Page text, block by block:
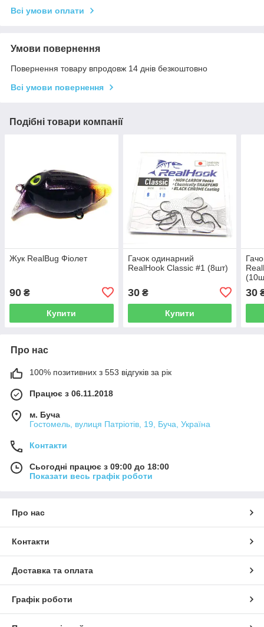
Всі умови оплати
Умови повернення
Повернення товару впродовж 14 днів безкоштовно
Всі умови повернення
Подібні товари компанії
Жук RealBug Фіолет
90 ₴
Купити
Гачок одинарний
RealHook Classic #1 (8шт)
30₴
Купити
30
Про нас
100% позитивних з 553 відгуків за рік
Працює з 06.11.2018
м. Буча
Гостомель, вулиця Патріотів, 19, Буча, Україна
Контакти
Сьогодні працює з 09:00 до 18:00
Показати весь графік роботи
Про нас
Контакти
Доставка та оплата
Графік роботи